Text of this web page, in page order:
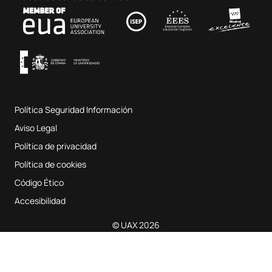
Música y Artes Escénicas
Fab Lab UAX
Aulas de Música
Contacto
Condiciones y términos del servicio
Sistema interno de garantía de calidad
Mapa del sitio web
© UAX 2026
Política Seguridad Información
Aviso Legal
Política de privacidad
Política de cookies
Código Ético
Accesibilidad